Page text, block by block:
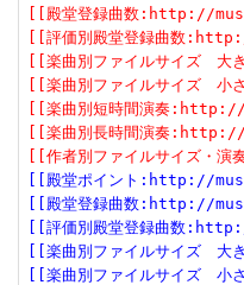
[[殿堂登録曲数:http://
[[評価別殿堂登録曲数
[[楽曲別ファイルサイズ
[[楽曲別ファイルサイズ
[[楽曲別短時間演奏
[[楽曲別長時間演奏
[[作者別ファイルサイズ
[[殿堂ポイント:http://
[[殿堂登録曲数:http://
[[評価別殿堂登録曲数
[[楽曲別ファイルサイズ
[[楽曲別ファイルサイズ